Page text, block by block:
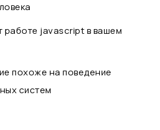
работе javascript в вашем
похоже на поведение
систем